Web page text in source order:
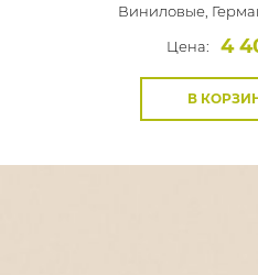
Виниловые,
Цена:
4
В